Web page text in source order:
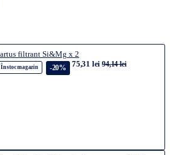
Cartus filtrant Si&Mg x 2
În stoc magazin -20% 75,31 lei 94,14 lei